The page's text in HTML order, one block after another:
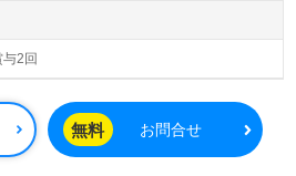
調剤薬局事業を展開されていま
幸せで笑顔だからこそ、良い介護
と職員様の笑顔あふれる事業所
ある方をお迎えします。職員様同
2回
無料 お問合せ